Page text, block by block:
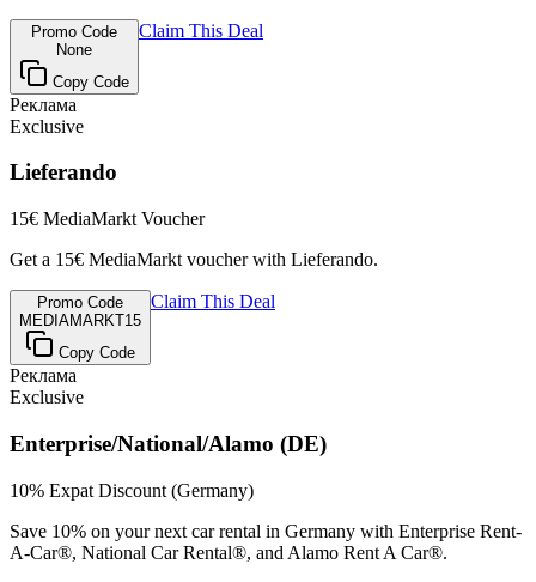
Promo Code
None
Copy Code
Claim This Deal
Реклама
Exclusive
Lieferando
15€ MediaMarkt Voucher
Get a 15€ MediaMarkt voucher with Lieferando.
Promo Code
MEDIAMARKT15
Copy Code
Claim This Deal
Реклама
Exclusive
Enterprise/National/Alamo (DE)
10% Expat Discount (Germany)
Save 10% on your next car rental in Germany with Enterprise Rent-
A-Car®, National Car Rental®, and Alamo Rent A Car®.